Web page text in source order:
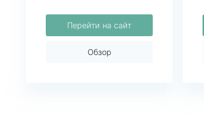
Перейти на сайт
Обзор